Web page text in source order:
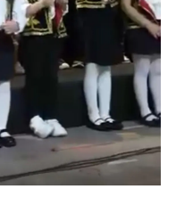
Batman
Bartın
Ardahan
Iğdır